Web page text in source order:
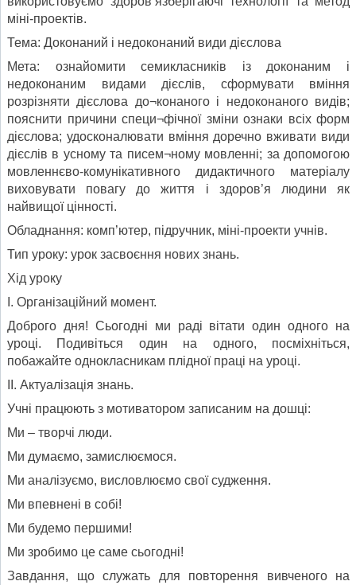
міні-проектів.
Тема: Доконаний і недоконаний види дієслова
Мета: ознайомити семикласників із доконаним і
недоконаним видами дієслів, сформувати вміння
розрізняти дієслова до¬конаного і недоконаного видів;
пояснити причини специ¬фічної зміни ознаки всіх форм
дієслова; удосконалювати вміння доречно вживати види
дієслів в усному та писем¬ному мовленні; за допомогою
мовленнєво-комунікативного дидактичного матеріалу
виховувати повагу до життя і здоров’я людини як
найвищої цінності.
Обладнання: комп’ютер, підручник, міні-проекти учнів.
Тип уроку: урок засвоєння нових знань.
Хід уроку
І. Організаційний момент.
Доброго дня! Сьогодні ми раді вітати один одного на
уроці. Подивіться один на одного, посміхніться,
побажайте однокласникам плідної праці на уроці.
ІІ. Актуалізація знань.
Учні працюють з мотиватором записаним на дошці:
Ми – творчі люди.
Ми думаємо, замислюємося.
Ми аналізуємо, висловлюємо свої судження.
Ми впевнені в собі!
Ми будемо першими!
Ми зробимо це саме сьогодні!
Завдання, що служать для повторення вивченого на